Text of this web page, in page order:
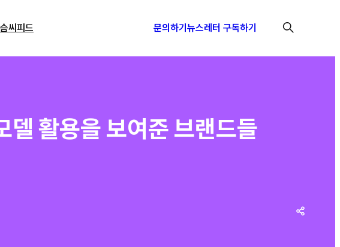
슴씨피드 문의하기뉴스레터 구독하기
활용을 보여준 브랜드들